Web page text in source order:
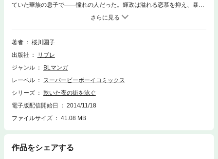
ていた華族の息子で——憧れの人だった。輝政は溢れる恋慕を抑え、暴れ
る気位の高い桔梗を淫技で乱し、仕込もうとする。切なく激しく燃え上が
る再会愛の行方は…!? 平安ツンデレラブやワンコ、触手Hも有り!!
著者
桜川園子
出版社
リブレ
ジャンル
BLマンガ
レーベル
スーパービーボーイコミックス
シリーズ
乾いた夜の街を泳ぐ
電子版配信開始日
2014/11/18
ファイルサイズ
41.08 MB
作品をシェアする